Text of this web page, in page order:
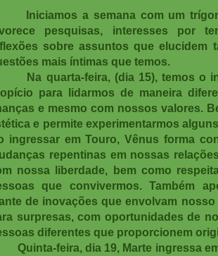
Iniciamos a semana com um
pesquisas, interesses por
sobre assuntos que elucidem
mais íntimas que temos.
Na quarta-feira, (dia 15), temos o
para lidarmos de maneira
e mesmo com nossos valores.
e permite experimentarmos
ingressar em Touro, Vênus forma
repentinas em nossas
nossa liberdade, bem como
que convivermos. Também
de inovações que envolvam
surpresas, com oportunidades de
diferentes que proporcionem
Quinta-feira, dia 19, Marte ingressa